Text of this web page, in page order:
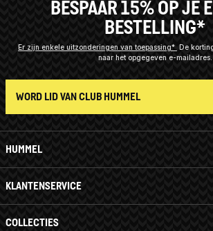
HUMMEL
KLANTENSERVICE
COLLECTIES
BESPAAR 15% OP JE
BESTELLING*
Er zijn enkele uitzonderingen van toepassing* De
naar het opgegeven e-mailadres.
WORD LID VAN CLUB HUMMEL